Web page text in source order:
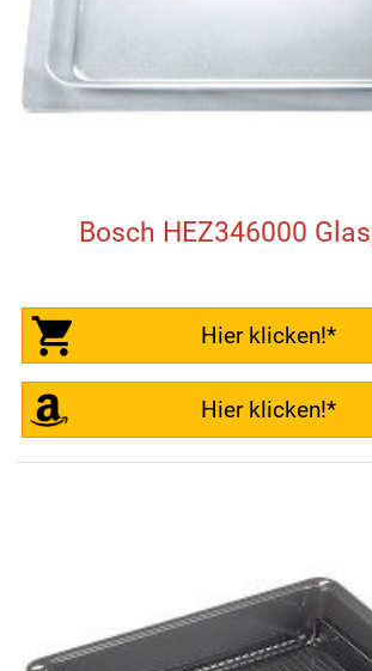
Bosch HEZ346000
Hier klicken!*
Hier klicken!*